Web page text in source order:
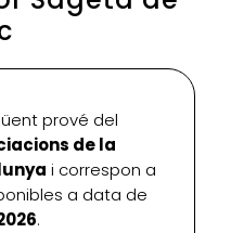
prové del
de la
i correspon a
a data de
.